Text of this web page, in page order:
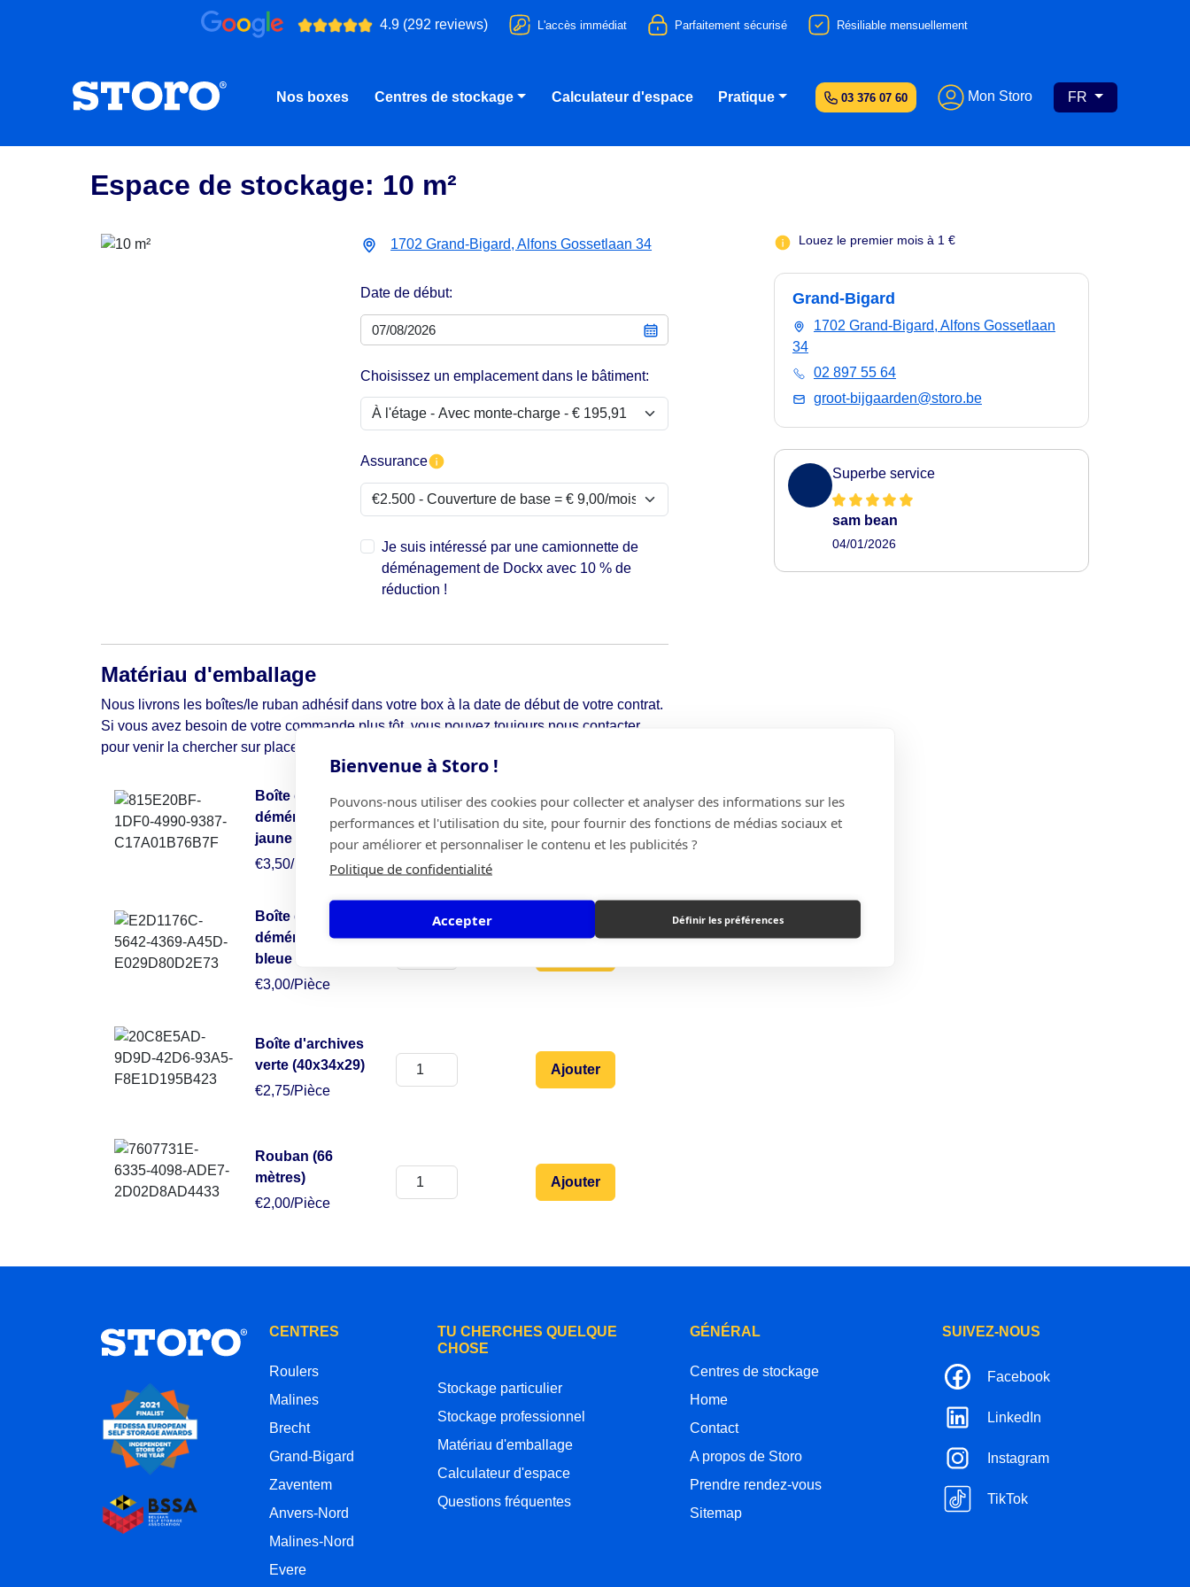
Bienvenue à Storo !
Pouvons-nous utiliser des cookies pour collecter et analyser des informations sur les
performances et l'utilisation du site, pour fournir des fonctions de médias sociaux et
pour améliorer et personnaliser le contenu et les publicités ?
Politique de confidentialité
Accepter Définir les préférences
4.9 (292 reviews) L'accès immédiat Parfaitement sécurisé Résiliable mensuellement
03 376 07 60 Mon Storo FR
Nos boxes Centres de stockage Calculateur d'espace Pratique
Espace de stockage: 10 m²
1702 Grand-Bigard, Alfons Gossetlaan 34
Date de début:
Choisissez un emplacement dans le bâtiment:
Assurance
Je suis intéressé par une camionnette de
déménagement de Dockx avec 10 % de
réduction !
Matériau d'emballage
Nous livrons les boîtes/le ruban adhésif dans votre box à la date de début de votre contrat.
Si vous avez besoin de votre commande plus tôt, vous pouvez toujours nous contacter
pour venir la chercher sur place.
Boîte de
déménagement
jaune (50x50x30)
€3,50/Pièce
Ajouter
Boîte de
déménagement
bleue (49x34x38)
€3,00/Pièce
Boîte d'archives
verte (40x34x29)
€2,75/Pièce
Ajouter
Rouban (66
mètres)
€2,00/Pièce
Ajouter
Louez le premier mois à 1 €
Grand-Bigard
1702 Grand-Bigard, Alfons Gossetlaan
34
02 897 55 64
groot-bijgaarden@storo.be
Superbe service
sam bean
04/01/2026
CENTRES
Roulers
Malines
Brecht
Grand-Bigard
Zaventem
Anvers-Nord
Malines-Nord
Evere
TU CHERCHES QUELQUE
CHOSE
Stockage particulier
Stockage professionnel
Matériau d'emballage
Calculateur d'espace
Questions fréquentes
GÉNÉRAL
Centres de stockage
Home
Contact
A propos de Storo
Prendre rendez-vous
Sitemap
SUIVEZ-NOUS
Facebook
LinkedIn
Instagram
TikTok